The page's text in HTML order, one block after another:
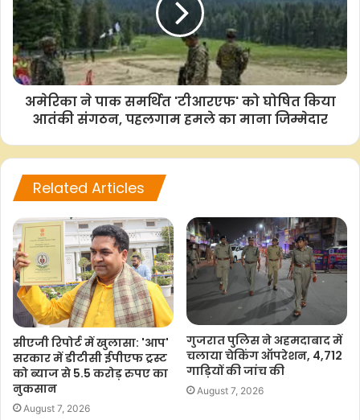
a
c
e
b
o
o
k
h
t
s
A
p
p
w
i
t
t
e
r
o
p
y
L
i
n
k
h
a
r
e
अमेरिका ने पाक समर्थित 'टीआरएफ' को घोषित किया
आतंकी संगठन, पहलगाम हमले का माना जिम्मेदार
Related Articles
सीएजी रिपोर्ट में खुलासा: 'आप'
सरकार में डीटीसी ईपीएफ ट्रस्ट
को ब्याज से 5.5 करोड़ रुपए का
नुकसान
August 7, 2026
गुजरात पुलिस ने अहमदाबाद में
चलाया चेकिंग ऑपरेशन, 4,712
गाड़ियों की जांच की
August 7, 2026